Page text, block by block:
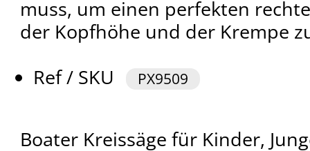
muss, um einen perfekten
der Kopfhöhe und der Krempe
Ref / SKU
PX9509
Boater Kreissäge für Kinder,